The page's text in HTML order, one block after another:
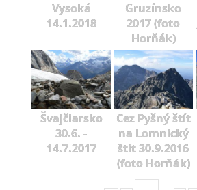
Vysoká
14.1.2018
Gruzínsko
2017 (foto
Horňák)
Švajčiarsko
30.6. -
14.7.2017
Cez Pyšný štít
na Lomnický
štít 30.9.2016
(foto Horňák)